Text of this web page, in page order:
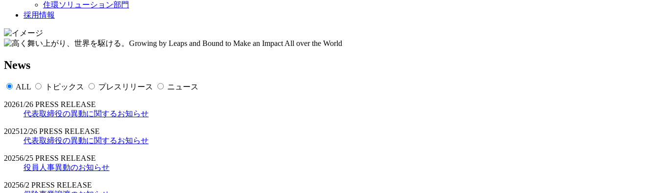
住環ソリューション部門
採用情報
News
ALL トピックス プレスリリース ニュース
20261/26 PRESS RELEASE
代表取締役の異動に関するお知らせ
202512/26 PRESS RELEASE
代表取締役の異動に関するお知らせ
20256/25 PRESS RELEASE
役員人事異動のお知らせ
20256/2 PRESS RELEASE